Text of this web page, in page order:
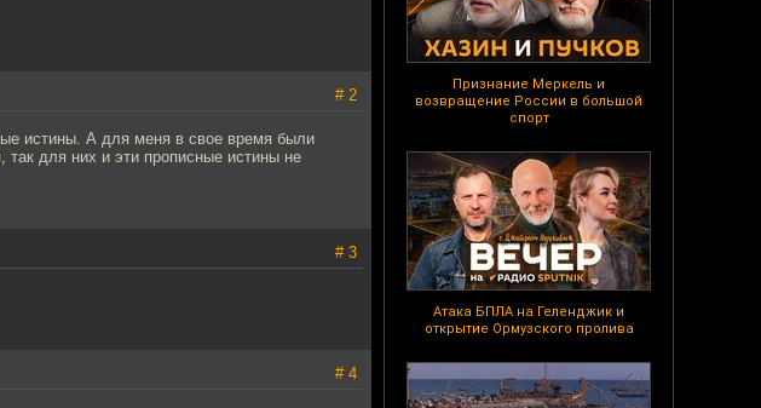
Признание Меркель и
возвращение России в большой
спорт
Атака БПЛА на Геленджик и
открытие Ормузского пролива
# 2
истины. А для меня в свое время были
для них и эти прописные истины не
# 3
# 4